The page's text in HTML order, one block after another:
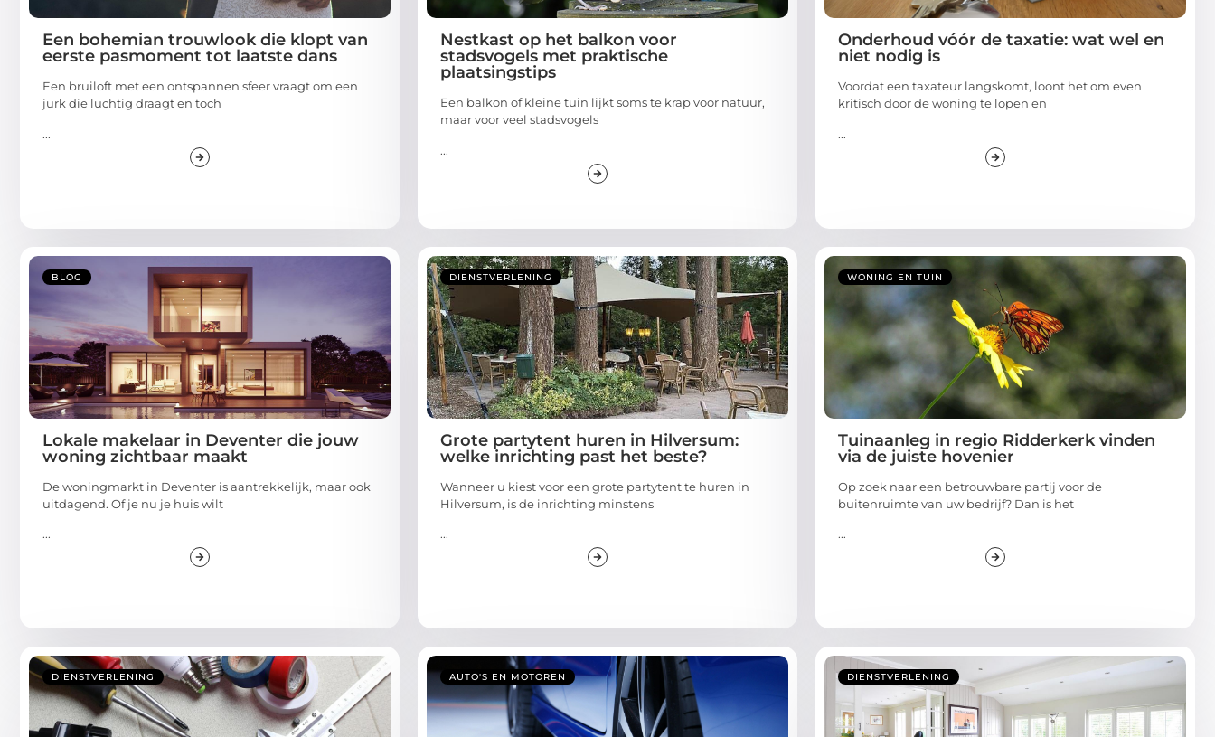
Een bohemian trouwlook die klopt van
eerste pasmoment tot laatste dans
Een bruiloft met een ontspannen sfeer vraagt om een
jurk die luchtig draagt en toch
...
Nestkast op het balkon voor
stadsvogels met praktische
plaatsingstips
Een balkon of kleine tuin lijkt soms te krap voor natuur,
maar voor veel stadsvogels
...
Onderhoud vóór de taxatie: wat wel en
niet nodig is
Voordat een taxateur langskomt, loont het om even
kritisch door de woning te lopen en
...
BLOG
Lokale makelaar in Deventer die jouw
woning zichtbaar maakt
De woningmarkt in Deventer is aantrekkelijk, maar ook
uitdagend. Of je nu je huis wilt
...
DIENSTVERLENING
Grote partytent huren in Hilversum:
welke inrichting past het beste?
Wanneer u kiest voor een grote partytent te huren in
Hilversum, is de inrichting minstens
...
WONING EN TUIN
Tuinaanleg in regio Ridderkerk vinden
via de juiste hovenier
Op zoek naar een betrouwbare partij voor de
buitenruimte van uw bedrijf? Dan is het
...
DIENSTVERLENING AUTO'S EN MOTOREN DIENSTVERLENING